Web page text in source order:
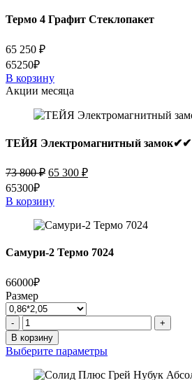
Термо 4 Графит Стеклопакет
65 250 ₽
65250₽
В корзину
Акции месяца
ТЕЙЯ Электромагнитный замок✔✔
73 800₽ Первоначальная
73
800 ₽.
65 300 ₽Текущая
65300₽
В корзину
Самури-2 Термо 7024
66000₽
Размер
Количество
товара
Самури-2
Термо
-
+
В корзину
Выберите параметры